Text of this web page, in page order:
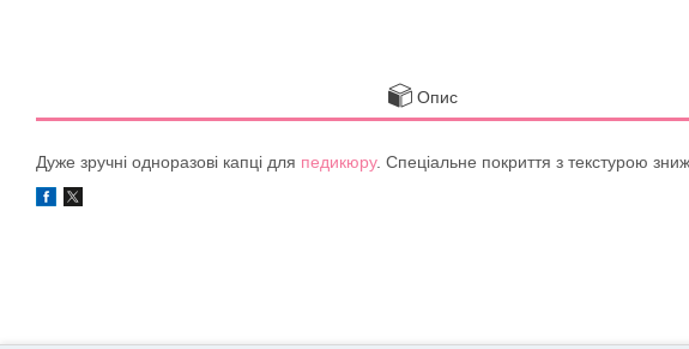
Опис
Дуже зручні одноразові капці для педикюру. Спеціальне покриття з текстурою